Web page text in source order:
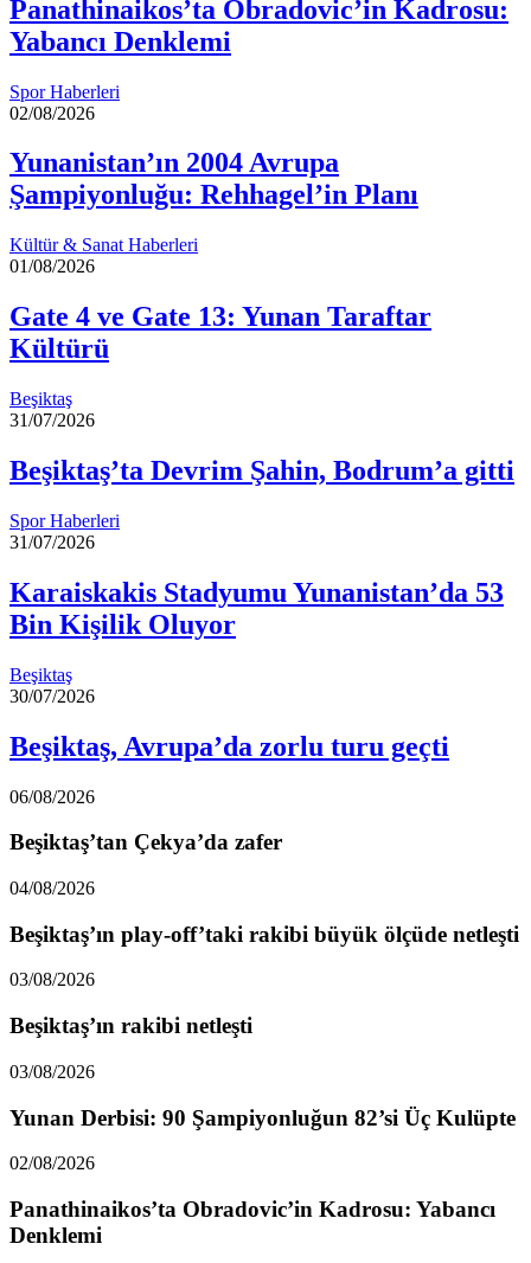
Panathinaikos’ta Obradovic’in Kadrosu:
Yabancı Denklemi
Spor Haberleri
02/08/2026
Yunanistan’ın 2004 Avrupa
Şampiyonluğu: Rehhagel’in Planı
Kültür & Sanat Haberleri
01/08/2026
Gate 4 ve Gate 13: Yunan Taraftar
Kültürü
Beşiktaş
31/07/2026
Beşiktaş’ta Devrim Şahin, Bodrum’a gitti
Spor Haberleri
31/07/2026
Karaiskakis Stadyumu Yunanistan’da 53
Bin Kişilik Oluyor
Beşiktaş
30/07/2026
Beşiktaş, Avrupa’da zorlu turu geçti
06/08/2026
Beşiktaş’tan Çekya’da zafer
04/08/2026
Beşiktaş’ın play-off’taki rakibi büyük ölçüde netleşti
03/08/2026
Beşiktaş’ın rakibi netleşti
03/08/2026
Yunan Derbisi: 90 Şampiyonluğun 82’si Üç Kulüpte
02/08/2026
Panathinaikos’ta Obradovic’in Kadrosu: Yabancı
Denklemi